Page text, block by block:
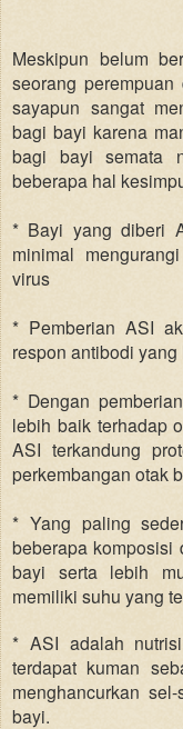
Meskipun belum
seorang
sayapun sangat
bagi bayi karena
bagi bayi semata
beberapa hal
* Bayi yang diberi
minimal
virus
* Pemberian ASI
respon antibodi
* Dengan
lebih baik terhadap
ASI terkandung
perkembangan otak
* Yang paling
beberapa komposisi
bayi serta lebih
memiliki suhu yang
* ASI adalah
terdapat kuman
menghancurkan
bayi.